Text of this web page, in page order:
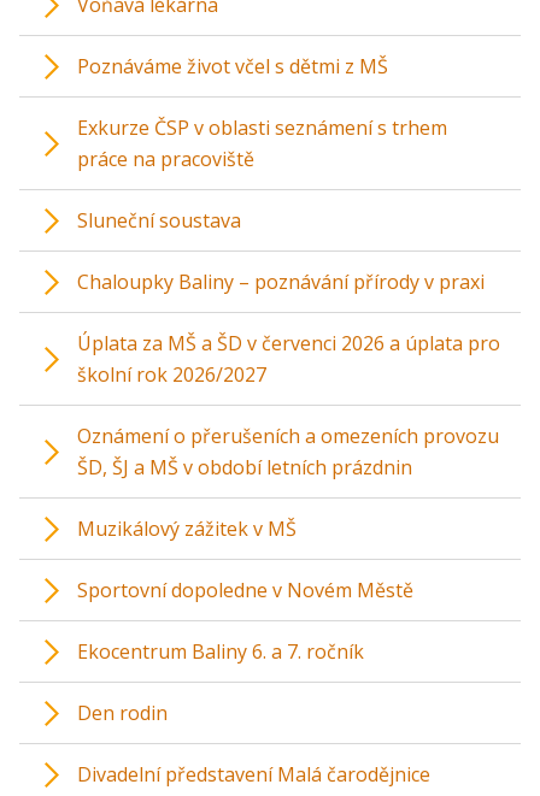
Poznáváme život včel s dětmi z MŠ
Exkurze ČSP v oblasti seznámení s trhem
práce na pracoviště
Sluneční soustava
Chaloupky Baliny – poznávání přírody v praxi
Úplata za MŠ a ŠD v červenci 2026 a úplata pro
školní rok 2026/2027
Oznámení o přerušeních a omezeních provozu
ŠD, ŠJ a MŠ v období letních prázdnin
Muzikálový zážitek v MŠ
Sportovní dopoledne v Novém Městě
Ekocentrum Baliny 6. a 7. ročník
Den rodin
Divadelní představení Malá čarodějnice